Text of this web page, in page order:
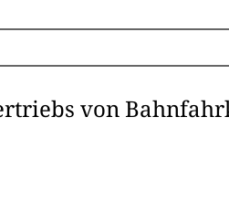
von